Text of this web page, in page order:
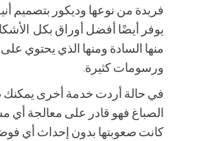
فريدة من نوعها وديكور بتصميم
يوفر أيضًا أفضل أوراق بكل
منها السادة ومنها الذي يحتوي
ورسومات كثيرة.
في حالة أردت خدمة أخرى يمكنك
الصباغ فهو قادر على معالجة أي
كانت صعوبتها بدون إحداث أي